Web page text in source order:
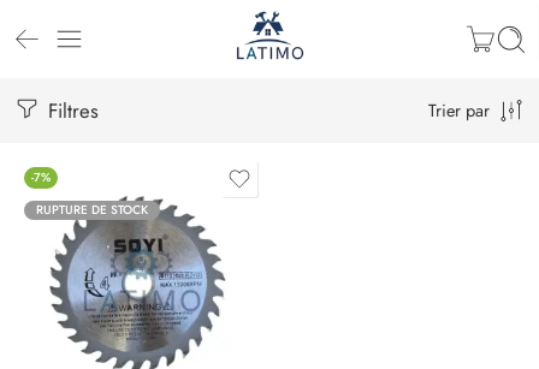
Filtres Trier par
-7%
RUPTURE DE STOCK